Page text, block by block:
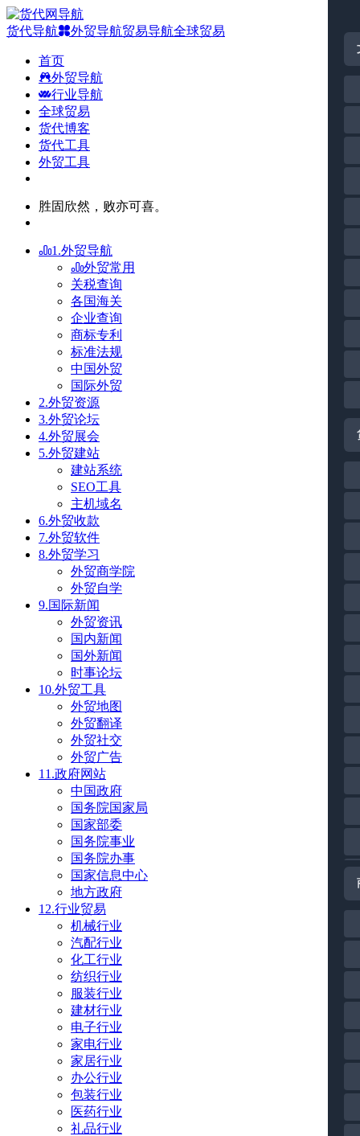
货代导航 外贸导航贸易导航全球贸易
首页
外贸导航
行业导航
全球贸易
货代博客
货代工具
外贸工具
胜固欣然，败亦可喜。
1.外贸导航
外贸常用
关税查询
各国海关
企业查询
商标专利
标准法规
中国外贸
国际外贸
2.外贸资源
3.外贸论坛
4.外贸展会
5.外贸建站
建站系统
SEO工具
主机域名
6.外贸收款
7.外贸软件
8.外贸学习
外贸商学院
外贸自学
9.国际新闻
外贸资讯
国内新闻
国外新闻
时事论坛
10.外贸工具
外贸地图
外贸翻译
外贸社交
外贸广告
11.政府网站
中国政府
国务院国家局
国家部委
国务院事业
国务院办事
国家信息中心
地方政府
12.行业贸易
机械行业
汽配行业
化工行业
纺织行业
服装行业
建材行业
电子行业
家电行业
家居行业
办公行业
包装行业
医药行业
礼品行业